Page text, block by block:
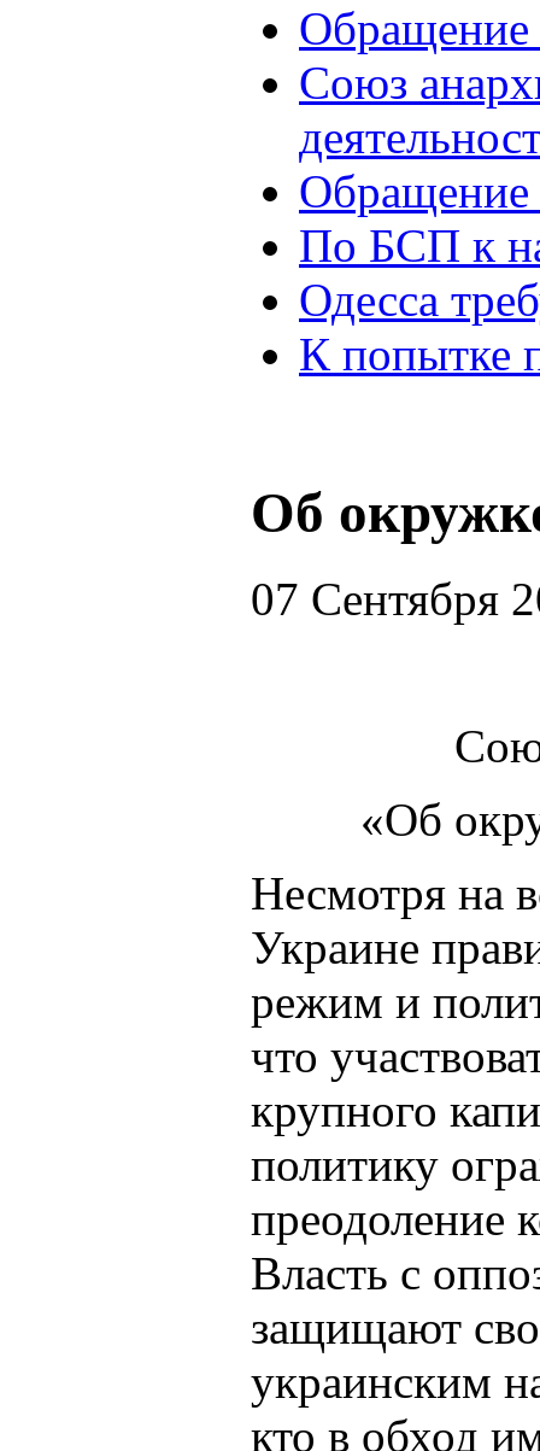
Союз
Обращение
По БСП к
Одесса
К попытке
Об
07 Сентября
«Об
Несмотря на
Украине
режим и
что
крупного
политику
преодоление
Власть с
защищают
украинским
кто в обход